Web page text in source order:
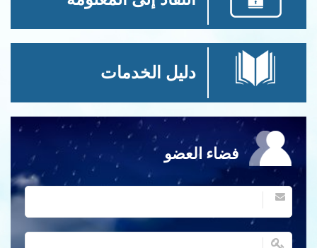
دليل الخدمات
فضاء العضو